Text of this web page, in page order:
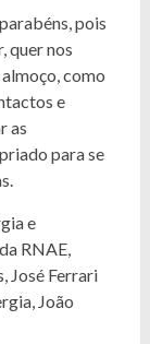
pois
quer nos
como
e
as
para se
e
RNAE,
José Ferrari
João